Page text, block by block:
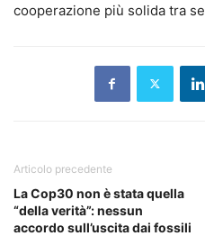
cooperazione più solida tra
Articolo precedente
La Cop30 non è stata quella
“della verità”: nessun
accordo sull’uscita dai fossili